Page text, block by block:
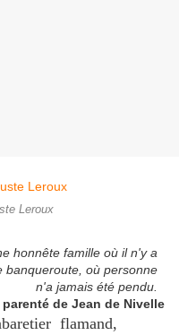
Leroux
honnête famille où il n'y a
banqueroute, où personne
n'a jamais été pendu.
parenté de Jean de Nivelle
flamand,